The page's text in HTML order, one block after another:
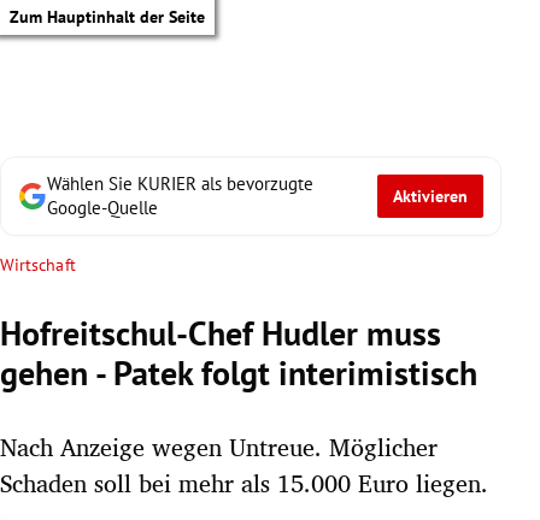
Zum Hauptinhalt der Seite
Wählen Sie KURIER als bevorzugte
Google-Quelle
Aktivieren
Wirtschaft
Hofreitschul-Chef Hudler muss
gehen - Patek folgt interimistisch
Nach Anzeige wegen Untreue. Möglicher
Schaden soll bei mehr als 15.000 Euro liegen.